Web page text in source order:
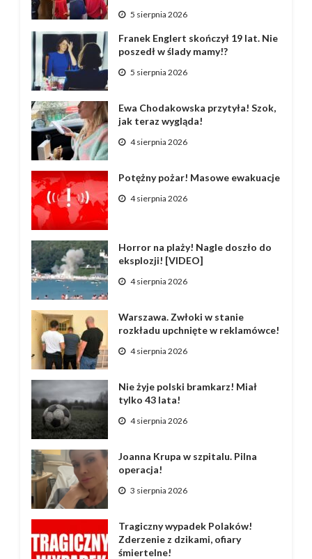
5 sierpnia 2026
Franek Englert skończył 19 lat. Nie
poszedł w ślady mamy!?
5 sierpnia 2026
Ewa Chodakowska przytyła! Szok,
jak teraz wygląda!
4 sierpnia 2026
Potężny pożar! Masowe ewakuacje
4 sierpnia 2026
Horror na plaży! Nagle doszło do
eksplozji! [VIDEO]
4 sierpnia 2026
Warszawa. Zwłoki w stanie
rozkładu upchnięte w reklamówce!
4 sierpnia 2026
Nie żyje polski bramkarz! Miał
tylko 43 lata!
4 sierpnia 2026
Joanna Krupa w szpitalu. Pilna
operacja!
3 sierpnia 2026
Tragiczny wypadek Polaków!
Zderzenie z dzikami, ofiary
śmiertelne!